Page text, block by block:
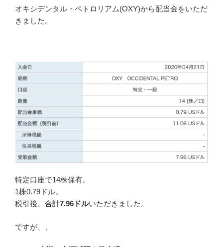
オキシデンタル・ペトロリアム(OXY)から配当金をいただ
きました。
特定口座で14株保有。
1株0.79ドル。
税引後、合計7.96ドルいただきました。
ですが、、